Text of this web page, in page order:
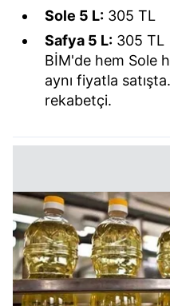
Sole 5 L: 305 TL
Safya 5 L: 305 TL
BİM'de hem Sole
aynı fiyatla
rekabetçi.